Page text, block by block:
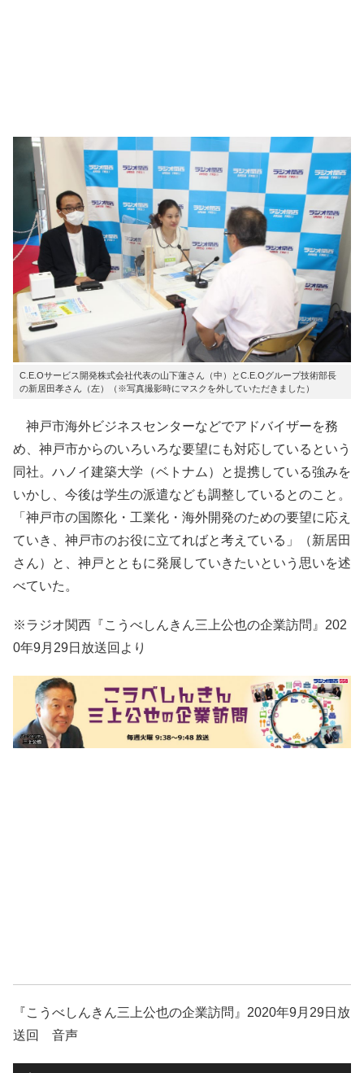
C.E.Oサービス開発株式会社代表の山下蓮さん（中）とC.E.Oグループ技術部長
の新居田孝さん（左）（※写真撮影時にマスクを外していただきました）
神戸市海外ビジネスセンターなどでアドバイザーを務
め、神戸市からのいろいろな要望にも対応しているという
同社。ハノイ建築大学（ベトナム）と提携している強みを
いかし、今後は学生の派遣なども調整しているとのこと。
「神戸市の国際化・工業化・海外開発のための要望に応え
ていき、神戸市のお役に立てればと考えている」（新居田
さん）と、神戸とともに発展していきたいという思いを述
べていた。
※ラジオ関西『こうべしんきん三上公也の企業訪問』202
0年9月29日放送回より
『こうべしんきん三上公也の企業訪問』2020年9月29日放
送回 音声